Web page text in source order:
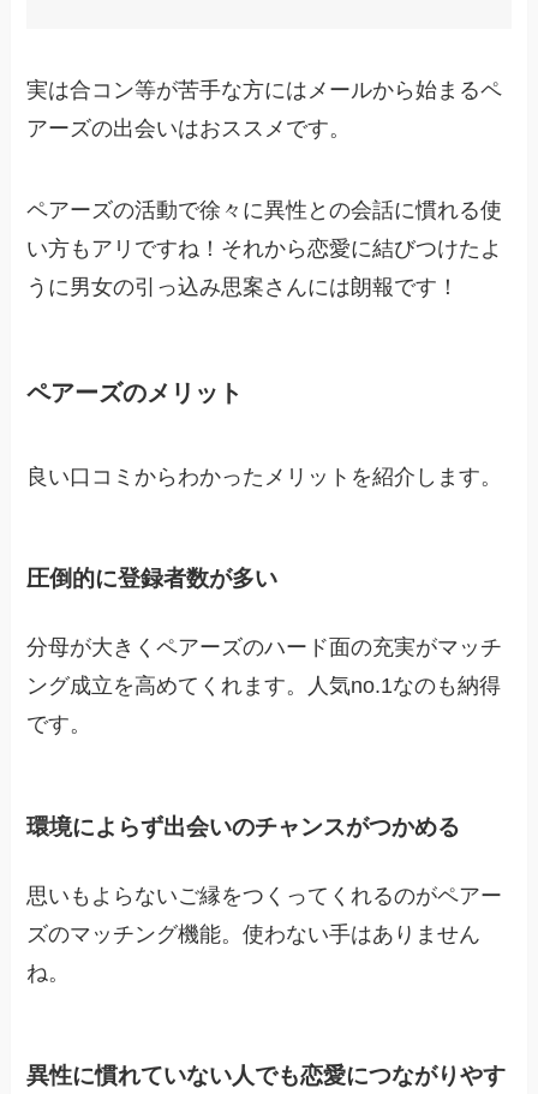
実は合コン等が苦手な方にはメールから始まるペ
アーズの出会いはおススメです。
ペアーズの活動で徐々に異性との会話に慣れる使
い方もアリですね！それから恋愛に結びつけたよ
うに男女の引っ込み思案さんには朗報です！
ペアーズのメリット
良い口コミからわかったメリットを紹介します。
圧倒的に登録者数が多い
分母が大きくペアーズのハード面の充実がマッチ
ング成立を高めてくれます。人気no.1なのも納得
です。
環境によらず出会いのチャンスがつかめる
思いもよらないご縁をつくってくれるのがペアー
ズのマッチング機能。使わない手はありません
ね。
異性に慣れていない人でも恋愛につながりやす